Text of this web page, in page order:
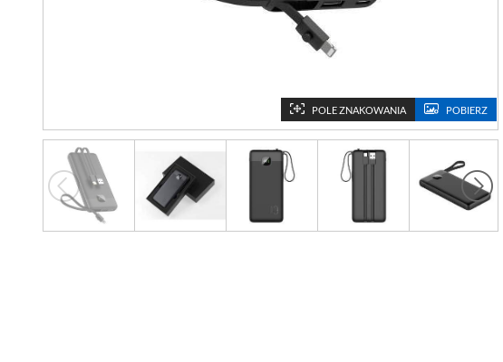
POLE ZNAKOWANIA POBIERZ